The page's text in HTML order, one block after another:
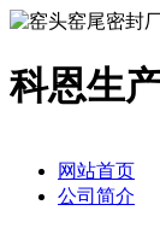
科恩生
网站首页
公司简介